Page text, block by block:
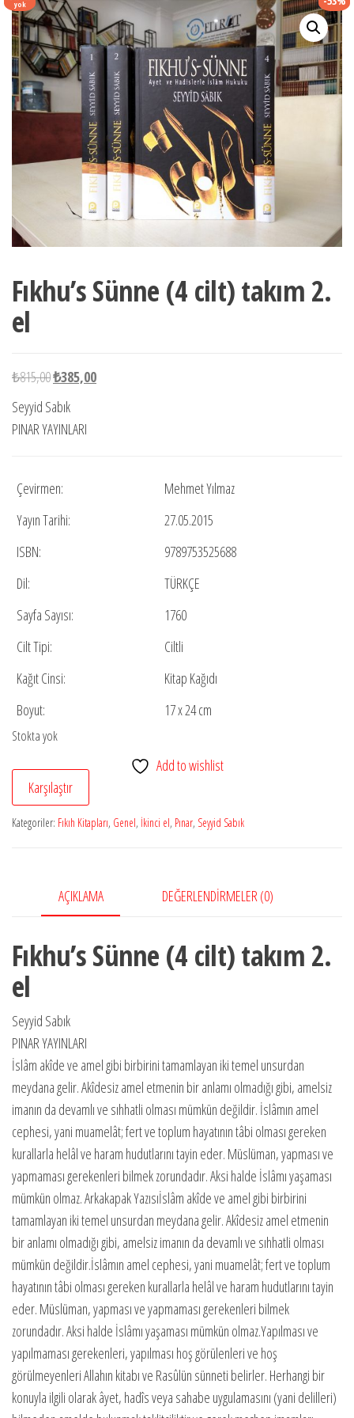
yok
Fıkhu’s Sünne (4 cilt) takım 2.
el
₺815,00Orijinal
fiyat:
₺815,00.
₺385,00Şu
Seyyid Sabık
PINAR YAYINLARI
Çevirmen:
Mehmet Yılmaz
Yayın Tarihi:
27.05.2015
ISBN:
9789753525688
Dil:
TÜRKÇE
Sayfa Sayısı:
1760
Cilt Tipi:
Ciltli
Kağıt Cinsi:
Kitap Kağıdı
Boyut:
17 x 24 cm
Stokta yok
Add to wishlist
Karşılaştır
Kategoriler: Fıkıh Kitapları, Genel, İkinci el, Pınar, Seyyid Sabık
AÇIKLAMA DEĞERLENDIRMELER (0)
Fıkhu’s Sünne (4 cilt) takım 2.
el
Seyyid Sabık
PINAR YAYINLARI
İslâm akîde ve amel gibi birbirini tamamlayan iki temel unsurdan
meydana gelir. Akîdesiz amel etmenin bir anlamı olmadığı gibi, amelsiz
imanın da devamlı ve sıhhatli olması mümkün değildir. İslâmın amel
cephesi, yani muamelât; fert ve toplum hayatının tâbi olması gereken
kurallarla helâl ve haram hudutlarını tayin eder. Müslüman, yapması ve
yapmaması gerekenleri bilmek zorundadır. Aksi halde İslâmı yaşaması
mümkün olmaz. Arkakapak Yazısıİslâm akîde ve amel gibi birbirini
tamamlayan iki temel unsurdan meydana gelir. Akîdesiz amel etmenin
bir anlamı olmadığı gibi, amelsiz imanın da devamlı ve sıhhatli olması
mümkün değildir.İslâmın amel cephesi, yani muamelât; fert ve toplum
hayatının tâbi olması gereken kurallarla helâl ve haram hudutlarını tayin
eder. Müslüman, yapması ve yapmaması gerekenleri bilmek
zorundadır. Aksi halde İslâmı yaşaması mümkün olmaz.Yapılması ve
yapılmaması gerekenleri, yapılması hoş görülenleri ve hoş
görülmeyenleri Allahın kitabı ve Rasûlün sünneti belirler. Herhangi bir
konuyla ilgili olarak âyet, hadîs veya sahabe uygulamasını (yani delilleri)